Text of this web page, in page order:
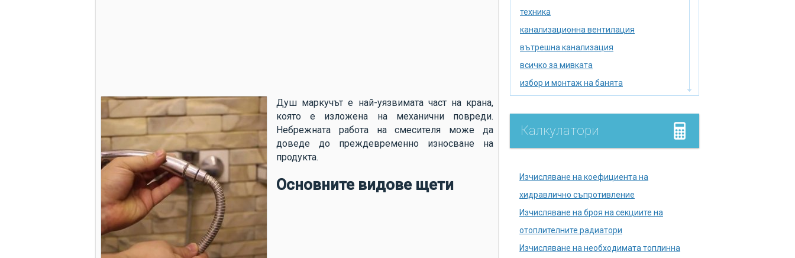
Душ маркучът е най-уязвимата част на крана,
която е изложена на механични повреди.
Небрежната работа на смесителя може да
доведе до преждевременно износване на
продукта.
Основните видове щети
техника
канализационна вентилация
вътрешна канализация
всичко за мивката
избор и монтаж на банята
селище
хидромасажна вана
селска тоалетна
документи в държавни
Калкулатори
Изчисляване на коефициента на
хидравлично съпротивление
Изчисляване на броя на секциите на
отоплителните радиатори
Изчисляване на необходимата топлинна